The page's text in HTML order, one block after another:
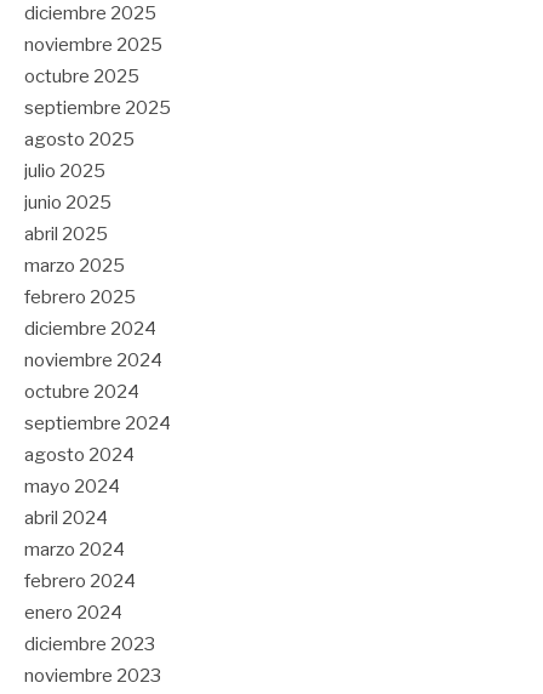
diciembre 2025
noviembre 2025
octubre 2025
septiembre 2025
agosto 2025
julio 2025
junio 2025
abril 2025
marzo 2025
febrero 2025
diciembre 2024
noviembre 2024
octubre 2024
septiembre 2024
agosto 2024
mayo 2024
abril 2024
marzo 2024
febrero 2024
enero 2024
diciembre 2023
noviembre 2023